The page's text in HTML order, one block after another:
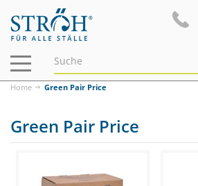
Navigation
ein-/ausblenden
Home Green Pair Price
Green Pair Price